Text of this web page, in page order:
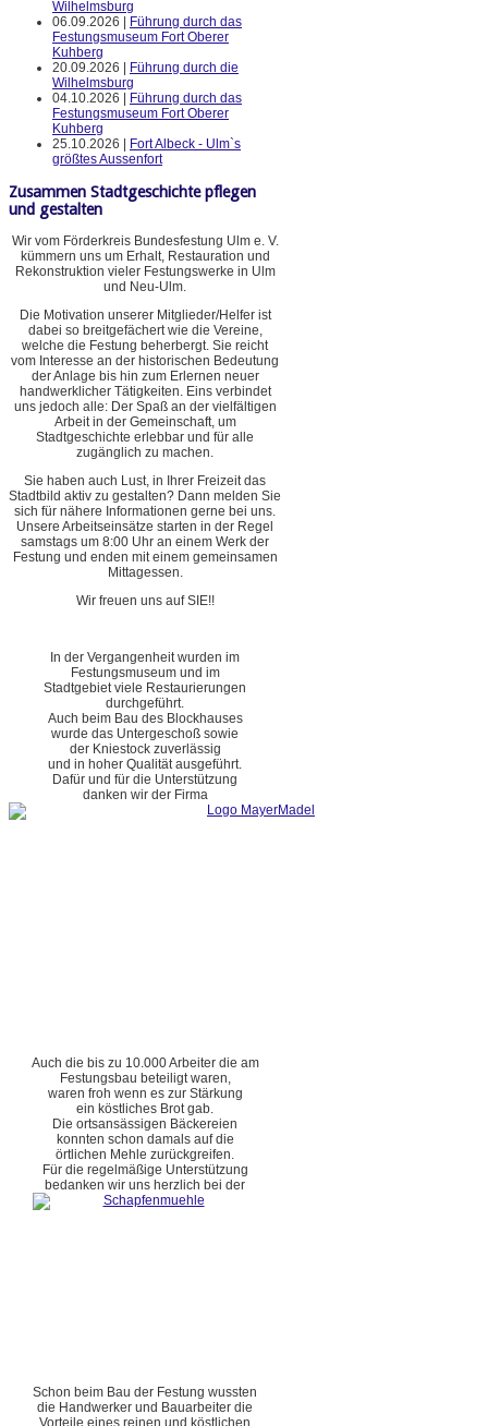
Wilhelmsburg
06.09.2026 |
Führung durch das
Festungsmuseum Fort Oberer
Kuhberg
20.09.2026 |
Führung durch die
Wilhelmsburg
04.10.2026 |
Führung durch das
Festungsmuseum Fort Oberer
Kuhberg
25.10.2026 |
Fort Albeck - Ulm`s
größtes Aussenfort
Zusammen Stadtgeschichte pflegen
und gestalten
Wir vom Förderkreis Bundesfestung Ulm e. V.
kümmern uns um Erhalt, Restauration und
Rekonstruktion vieler Festungswerke in Ulm
und Neu-Ulm.
Die Motivation unserer Mitglieder/Helfer ist
dabei so breitgefächert wie die Vereine,
welche die Festung beherbergt. Sie reicht
vom Interesse an der historischen Bedeutung
der Anlage bis hin zum Erlernen neuer
handwerklicher Tätigkeiten. Eins verbindet
uns jedoch alle: Der Spaß an der vielfältigen
Arbeit in der Gemeinschaft, um
Stadtgeschichte erlebbar und für alle
zugänglich zu machen.
Sie haben auch Lust, in Ihrer Freizeit das
Stadtbild aktiv zu gestalten? Dann melden Sie
sich für nähere Informationen gerne bei uns.
Unsere Arbeitseinsätze starten in der Regel
samstags um 8:00 Uhr an einem Werk der
Festung und enden mit einem gemeinsamen
Mittagessen.
Wir freuen uns auf SIE!!
In der Vergangenheit wurden im
Festungsmuseum und im
Stadtgebiet viele Restaurierungen
durchgeführt.
Auch beim Bau des Blockhauses
wurde das Untergeschoß sowie
der Kniestock zuverlässig
und in hoher Qualität ausgeführt.
Dafür und für die Unterstützung
danken wir der Firma
Auch die bis zu 10.000 Arbeiter die am
Festungsbau beteiligt waren,
waren froh wenn es zur Stärkung
ein köstliches Brot gab.
Die ortsansässigen Bäckereien
konnten schon damals auf die
örtlichen Mehle zurückgreifen.
Für die regelmäßige Unterstützung
bedanken wir uns herzlich bei der
Schon beim Bau der Festung wussten
die Handwerker und Bauarbeiter die
Vorteile eines reinen und köstlichen